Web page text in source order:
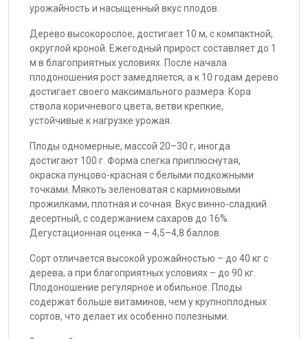
урожайность и насыщенный вкус плодов.
Дерево высокорослое, достигает 10 м, с компактной,
округлой кроной. Ежегодный прирост составляет до 1
м в благоприятных условиях. После начала
плодоношения рост замедляется, а к 10 годам дерево
достигает своего максимального размера. Кора
ствола коричневого цвета, ветви крепкие,
устойчивые к нагрузке урожая.
Плоды одномерные, массой 20–30 г, иногда
достигают 100 г. Форма слегка приплюснутая,
окраска пунцово-красная с белыми подкожными
точками. Мякоть зеленоватая с карминовыми
прожилками, плотная и сочная. Вкус винно-сладкий
десертный, с содержанием сахаров до 16%.
Дегустационная оценка – 4,5–4,8 баллов.
Сорт отличается высокой урожайностью – до 40 кг с
дерева, а при благоприятных условиях – до 90 кг.
Плодоношение регулярное и обильное. Плоды
содержат больше витаминов, чем у крупноплодных
сортов, что делает их особенно полезными.